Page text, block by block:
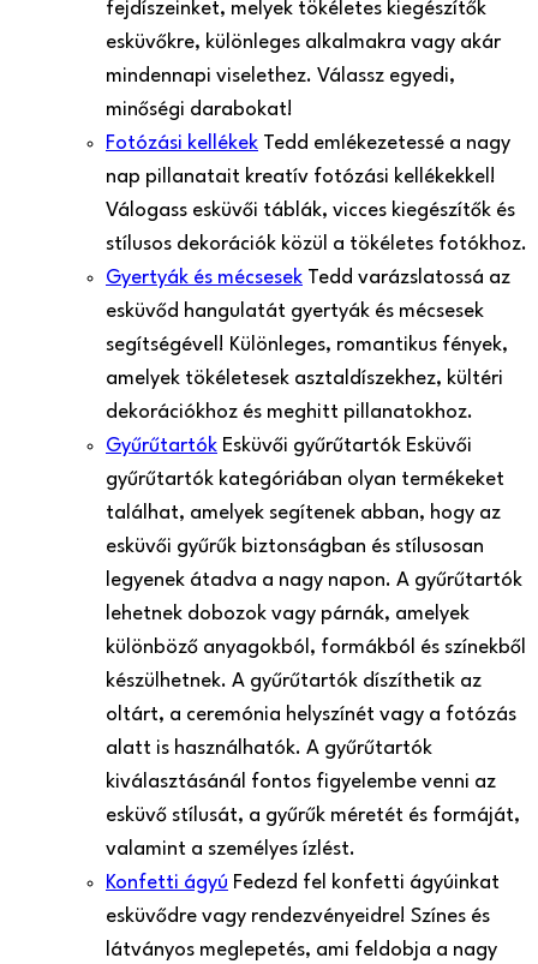
fejdíszeinket, melyek tökéletes kiegészítők
esküvőkre, különleges alkalmakra vagy akár
mindennapi viselethez. Válassz egyedi,
minőségi darabokat!
Fotózási kellékek Tedd emlékezetessé a nagy
nap pillanatait kreatív fotózási kellékekkel!
Válogass esküvői táblák, vicces kiegészítők és
stílusos dekorációk közül a tökéletes fotókhoz.
Gyertyák és mécsesek Tedd varázslatossá az
esküvőd hangulatát gyertyák és mécsesek
segítségével! Különleges, romantikus fények,
amelyek tökéletesek asztaldíszekhez, kültéri
dekorációkhoz és meghitt pillanatokhoz.
Gyűrűtartók Esküvői gyűrűtartók Esküvői
gyűrűtartók kategóriában olyan termékeket
találhat, amelyek segítenek abban, hogy az
esküvői gyűrűk biztonságban és stílusosan
legyenek átadva a nagy napon. A gyűrűtartók
lehetnek dobozok vagy párnák, amelyek
különböző anyagokból, formákból és színekből
készülhetnek. A gyűrűtartók díszíthetik az
oltárt, a ceremónia helyszínét vagy a fotózás
alatt is használhatók. A gyűrűtartók
kiválasztásánál fontos figyelembe venni az
esküvő stílusát, a gyűrűk méretét és formáját,
valamint a személyes ízlést.
Konfetti ágyú Fedezd fel konfetti ágyúinkat
esküvődre vagy rendezvényeidre! Színes és
látványos meglepetés, ami feldobja a nagy